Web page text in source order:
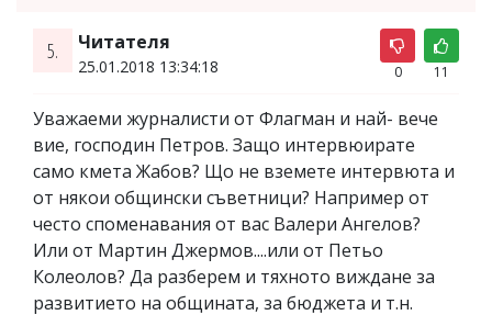
5. Читателя
25.01.2018 13:34:18 0 11
Уважаеми журналисти от Флагман и най- вече
вие, господин Петров. Защо интервюирате
само кмета Жабов? Що не вземете интервюта и
от някои общински съветници? Например от
често споменавания от вас Валери Ангелов?
Или от Мартин Джермов....или от Петьо
Колеолов? Да разберем и тяхното виждане за
развитието на общината, за бюджета и т.н.